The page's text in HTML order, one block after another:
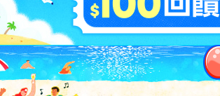
ブランド
Dance With
アイテム
パターカバー